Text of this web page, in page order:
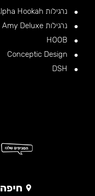
נרגילות Alpha Hookah
נרגילות Amy Deluxe
חיפה